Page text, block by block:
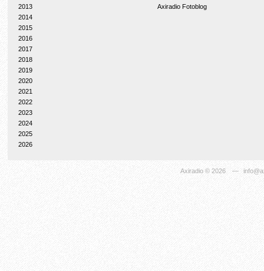
2013
2014
2015
2016
2017
2018
2019
2020
2021
2022
2023
2024
2025
2026
Axiradio Fotoblog
Axiradio© 2026 —